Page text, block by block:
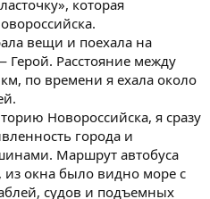
которая
вещи и поехала на
Герой. Расстояние между
по времени я ехала около
Новороссийска, я сразу
города и
Маршрут автобуса
из окна было видно море с
судов и подъемных